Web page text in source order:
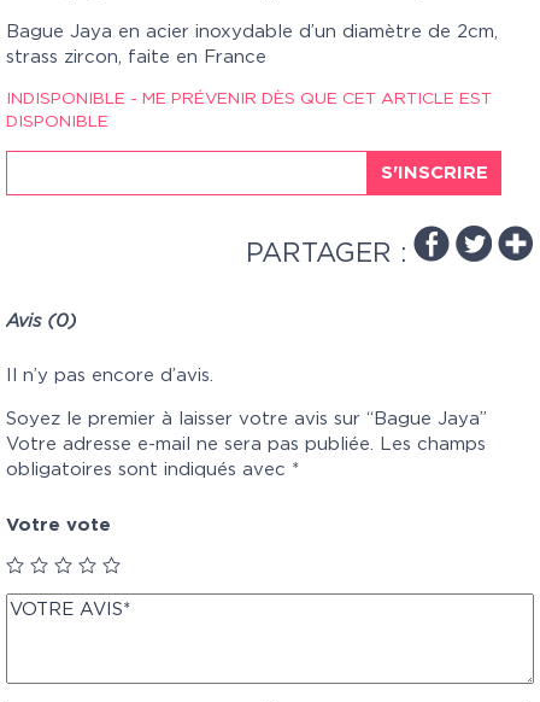
Bague Jaya en acier inoxydable d’un diamètre de 2cm,
strass zircon, faite en France
INDISPONIBLE - ME PRÉVENIR DÈS QUE CET ARTICLE EST
DISPONIBLE
S'INSCRIRE
PARTAGER :
Avis (0)
Il n’y pas encore d’avis.
Soyez le premier à laisser votre avis sur “Bague Jaya”
Votre adresse e-mail ne sera pas publiée. Les champs
obligatoires sont indiqués avec *
Votre vote